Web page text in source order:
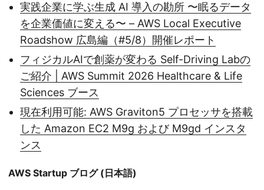
実践企業に学ぶ生成 AI 導入の勘所 〜眠るデータ
を企業価値に変える〜 – AWS Local Executive
Roadshow 広島編（#5/8）開催レポート
フィジカルAIで創薬が変わる Self-Driving Labの
ご紹介 | AWS Summit 2026 Healthcare & Life
Sciences ブース
現在利用可能: AWS Graviton5 プロセッサを搭載
した Amazon EC2 M9g および M9gd インスタ
ンス
AWS Startup ブログ (日本語)